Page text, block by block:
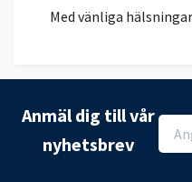
Med vänliga
Anmäl dig till vår
nyhetsbrev